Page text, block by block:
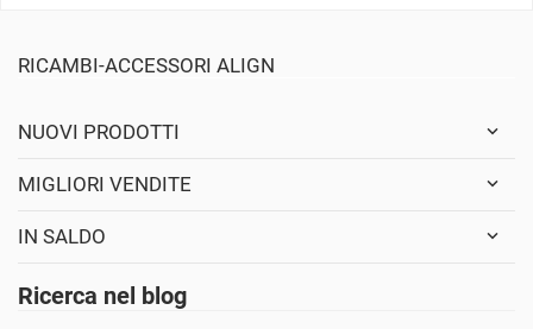
RICAMBI-ACCESSORI ALIGN
NUOVI PRODOTTI
MIGLIORI VENDITE
IN SALDO
Ricerca nel blog